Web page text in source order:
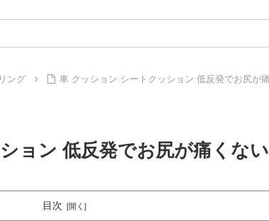
ング 車 クッション シートクッション 低反発でお尻が
ョン 低反発でお尻が痛くない
目次